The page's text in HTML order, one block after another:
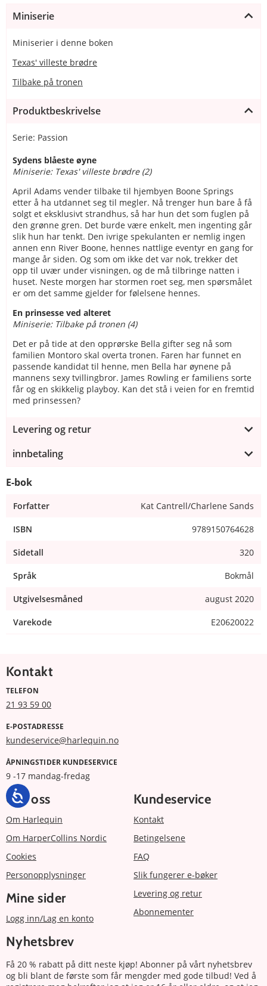
Miniserie
Miniserier i denne boken
Texas' villeste brødre
Tilbake på tronen
Produktbeskrivelse
Serie: Passion
Sydens blåeste øyne
Miniserie: Texas' villeste brødre (2)
April Adams vender tilbake til hjembyen Boone Springs
etter å ha utdannet seg til megler. Nå trenger hun bare å få
solgt et eksklusivt strandhus, så har hun det som fuglen på
den grønne gren. Det burde være enkelt, men ingenting går
slik hun har tenkt. Den ivrige spekulanten er nemlig ingen
annen enn River Boone, hennes nattlige eventyr en gang for
mange år siden. Og som om ikke det var nok, trekker det
opp til uvær under visningen, og de må tilbringe natten i
huset. Neste morgen har stormen roet seg, men spørsmålet
er om det samme gjelder for følelsene hennes.
En prinsesse ved alteret
Miniserie: Tilbake på tronen (4)
Det er på tide at den opprørske Bella gifter seg nå som
familien Montoro skal overta tronen. Faren har funnet en
passende kandidat til henne, men Bella har øynene på
mannens sexy tvillingbror. James Rowling er familiens sorte
får og en skikkelig playboy. Kan det stå i veien for en fremtid
med prinsessen?
Levering og retur
innbetaling
E-bok
Forfatter Kat Cantrell/Charlene Sands
ISBN 9789150764628
Sidetall 320
Språk Bokmål
Utgivelsesmåned august 2020
Varekode E20620022
Kontakt
TELEFON
21 93 59 00
E-POSTADRESSE
kundeservice@harlequin.no
ÅPNINGSTIDER KUNDESERVICE
9 -17 mandag-fredag
Om oss
Om Harlequin
Om HarperCollins Nordic
Cookies
Personopplysninger
Mine sider
Logg inn/Lag en konto
Kundeservice
Kontakt
Betingelsene
FAQ
Slik fungerer e-bøker
Levering og retur
Abonnementer
Nyhetsbrev
Få 20 % rabatt på ditt neste kjøp! Abonner på vårt nyhetsbrev
og bli blant de første som får mengder med gode tilbud! Ved å